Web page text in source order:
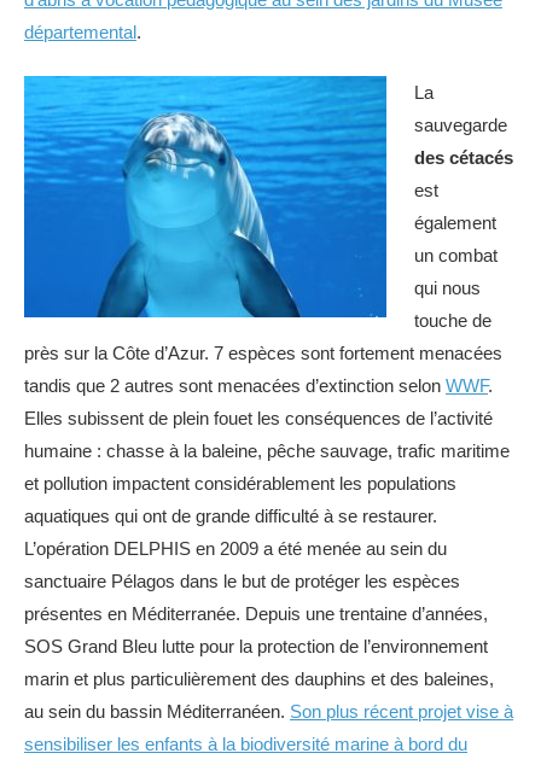
départemental.
La
sauvegarde
des cétacés
est
également
un combat
qui nous
touche de
près sur la Côte d’Azur. 7 espèces sont fortement menacées
tandis que 2 autres sont menacées d’extinction selon WWF.
Elles subissent de plein fouet les conséquences de l’activité
humaine : chasse à la baleine, pêche sauvage, trafic maritime
et pollution impactent considérablement les populations
aquatiques qui ont de grande difficulté à se restaurer.
L’opération DELPHIS en 2009 a été menée au sein du
sanctuaire Pélagos dans le but de protéger les espèces
présentes en Méditerranée. Depuis une trentaine d’années,
SOS Grand Bleu lutte pour la protection de l’environnement
marin et plus particulièrement des dauphins et des baleines,
au sein du bassin Méditerranéen. Son plus récent projet vise à
sensibiliser les enfants à la biodiversité marine à bord du